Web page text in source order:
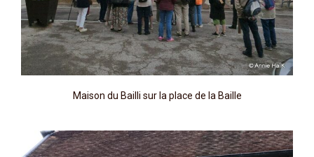
Maison du Bailli sur la place de la Baille